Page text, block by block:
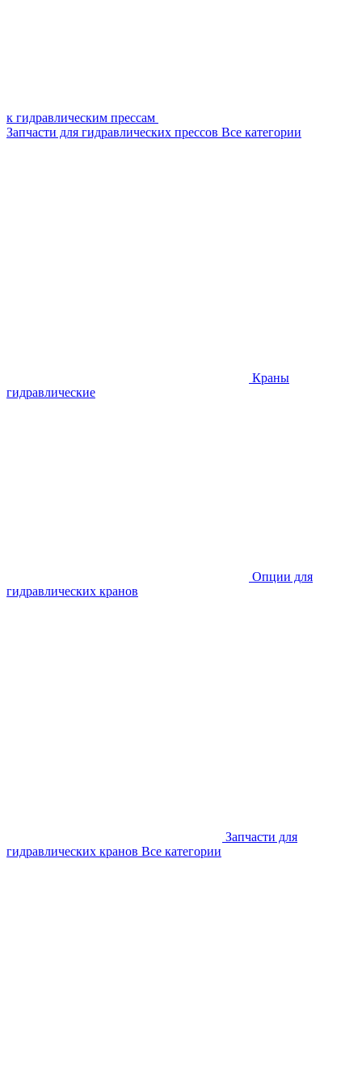
к гидравлическим прессам
Запчасти для гидравлических прессов Все категории
Краны
гидравлические
Опции для
гидравлических кранов
Запчасти для
гидравлических кранов Все категории